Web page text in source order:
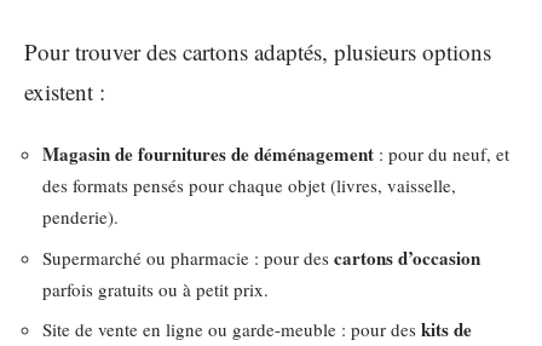
Pour trouver des cartons adaptés, plusieurs options
existent :
Magasin de fournitures de déménagement : pour du neuf, et
des formats pensés pour chaque objet (livres, vaisselle,
penderie).
Supermarché ou pharmacie : pour des cartons d’occasion
parfois gratuits ou à petit prix.
Site de vente en ligne ou garde-meuble : pour des kits de